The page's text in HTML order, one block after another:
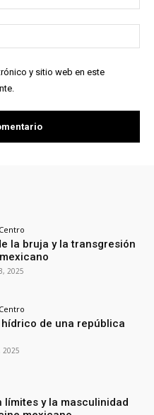
y sitio web en este
la bruja y la transgresión
2025
de una república
2025
límites y la masculinidad